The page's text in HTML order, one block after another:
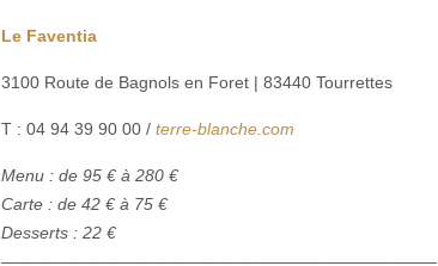
Le Faventia
3100 Route de Bagnols en Foret | 83440 Tourrettes
T : 04 94 39 90 00 / terre-blanche.com
Menu : de 95 € à 280 €
Carte : de 42 € à 75 €
Desserts : 22 €
——————————————————————————